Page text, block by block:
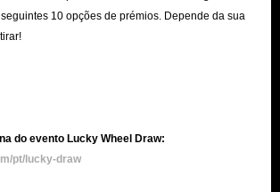
10 opções de prémios. Depende da sua
do evento Lucky Wheel Draw:
pt/lucky-draw